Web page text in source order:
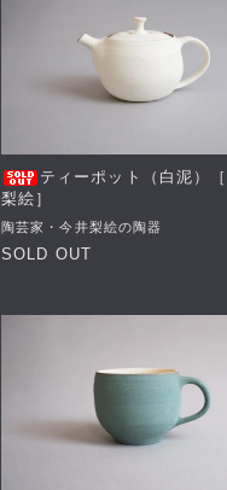
ティーポット（白泥）
梨絵］
陶芸家・今井梨絵の陶器
SOLD OUT